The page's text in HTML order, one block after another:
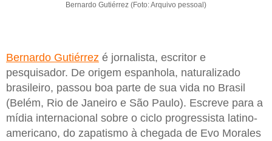
Bernardo Gutiérrez (Foto: Arquivo pessoal)
Bernardo Gutiérrez é jornalista, escritor e
pesquisador. De origem espanhola, naturalizado
brasileiro, passou boa parte de sua vida no Brasil
(Belém, Rio de Janeiro e São Paulo). Escreve para a
mídia internacional sobre o ciclo progressista latino-
americano, do zapatismo à chegada de Evo Morales